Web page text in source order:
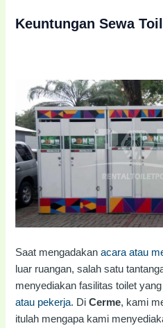
Keuntungan Sewa
Saat mengadakanacara atau
luar ruangan, salah satu
menyediakan fasilitas toilet
atau pekerja. DiCerme, kami
itulah mengapa kami